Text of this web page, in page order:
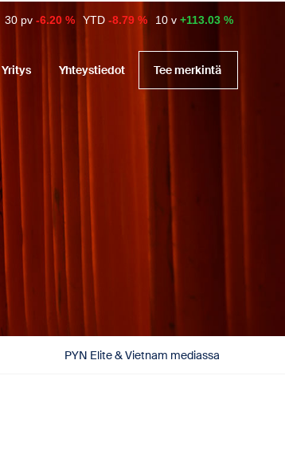
30 pv -6.20 % YTD -8.79 % 10 v +113.03 %
Yritys Yhteystiedot Tee merkintä
PYN Elite & Vietnam mediassa